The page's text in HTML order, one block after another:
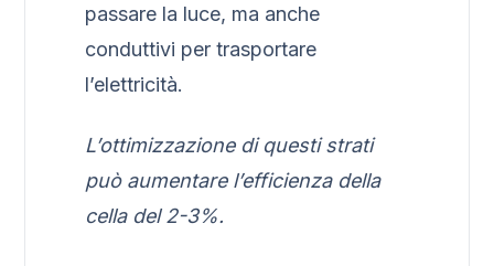
passare la luce, ma anche
conduttivi per trasportare
l’elettricità.
L’ottimizzazione di questi strati
può aumentare l’efficienza della
cella del 2-3%.